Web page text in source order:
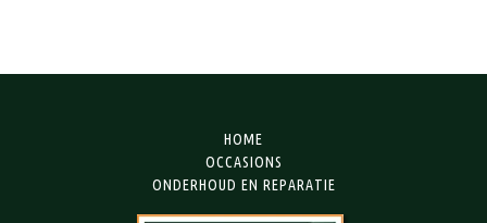
HOME
OCCASIONS
ONDERHOUD EN REPARATIE